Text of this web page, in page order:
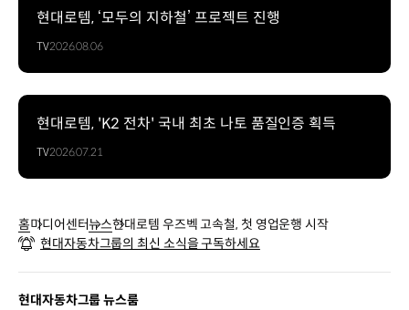
현대로템, ‘모두의 지하철’ 프로젝트 진행
TV2026.08.06
현대로템, 'K2 전차' 국내 최초 나토 품질인증 획득
TV2026.07.21
홈미디어센터뉴스현대로템 우즈벡 고속철, 첫 영업운행 시작
현대자동차그룹의 최신 소식을 구독하세요
현대자동차그룹 뉴스룸